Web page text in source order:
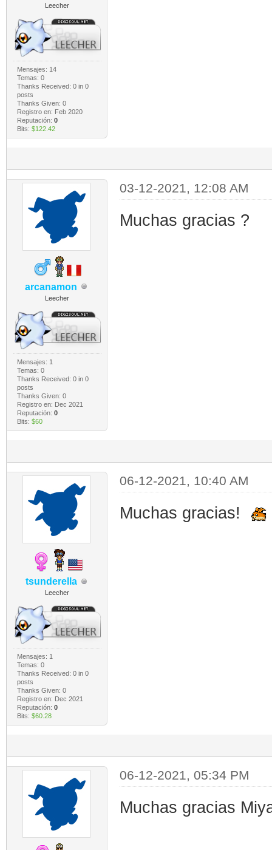
Leecher
Mensajes: 14
Temas: 0
Thanks Received: 0in 0
posts
Thanks Given: 0
Registro en: Feb 2020
Reputación: 0
Bits: $122.42
arcanamon
Leecher
Mensajes: 1
Temas: 0
Thanks Received: 0in 0
posts
Thanks Given: 0
Registro en: Dec 2021
Reputación: 0
Bits: $60
03-12-2021, 12:08 AM
Muchas gracias ?
tsunderella
Leecher
Mensajes: 1
Temas: 0
Thanks Received: 0in 0
posts
Thanks Given: 0
Registro en: Dec 2021
Reputación: 0
Bits: $60.28
06-12-2021, 10:40 AM
Muchas gracias!
06-12-2021, 05:34 PM
Muchas gracias